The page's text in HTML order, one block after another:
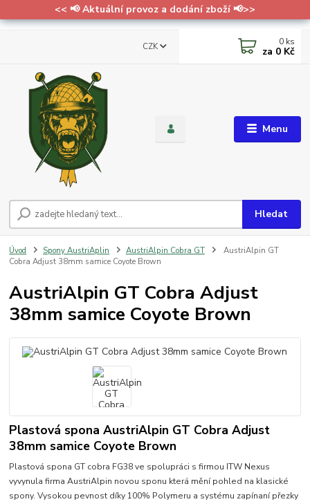
<< 📢 Aktuální provoz a dodání zboží 📢>>
Menu
CZK
Hledat
0 ks
za 0 Kč
Úvod Spony AustriAplin AustriAlpin Cobra GT
AustriAlpin GT
Cobra Adjust 38mm samice Coyote Brown
AustriAlpin GT Cobra Adjust
38mm samice Coyote Brown
Plastová spona AustriAlpin GT Cobra Adjust
38mm samice Coyote Brown
Plastová spona GT cobra FG38 ve spolupráci s firmou ITW Nexus
vyvynula firma AustriAlpin novou sponu která mění pohled na klasické
spony. Vysokou pevnost díky 100% Polymeru a systému zapínaní přezky